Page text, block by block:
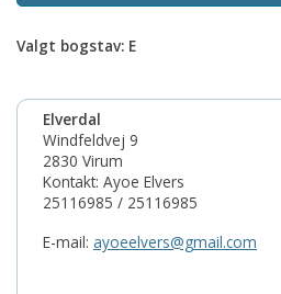
Valgt bogstav: E
Elverdal
Windfeldvej 9
2830 Virum
Kontakt: Ayoe Elvers
25116985 / 25116985
E-mail: ayoeelvers@gmail.com